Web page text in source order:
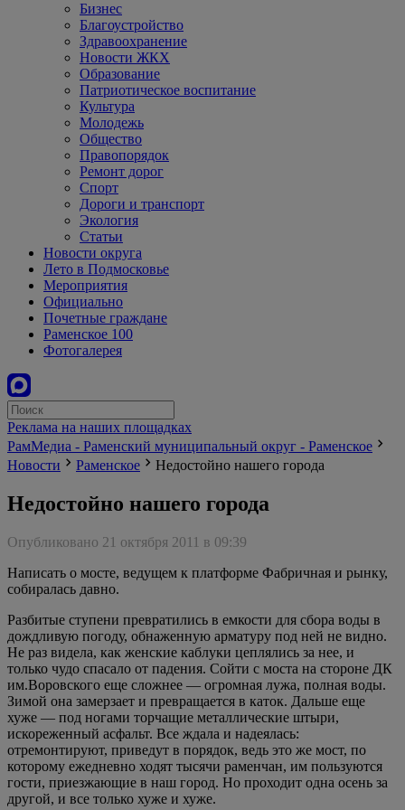
Бизнес
Благоустройство
Здравоохранение
Новости ЖКХ
Образование
Патриотическое воспитание
Культура
Молодежь
Общество
Правопорядок
Ремонт дорог
Спорт
Дороги и транспорт
Экология
Статьи
Новости округа
Лето в Подмосковье
Мероприятия
Официально
Почетные граждане
Раменское 100
Фотогалерея
Реклама на наших площадках
РамМедиа - Раменский муниципальный округ - Раменское
Новости
Раменское Недостойно нашего города
Недостойно нашего города
Опубликовано 21 октября 2011 в 09:39
Написать о мосте, ведущем к платформе Фабричная и рынку,
собиралась давно.
Разбитые ступени превратились в емкости для сбора воды в
дождливую погоду, обнаженную арматуру под ней не видно.
Не раз видела, как женские каблуки цеплялись за нее, и
только чудо спасало от падения. Сойти с моста на стороне ДК
им.Воровского еще сложнее — огромная лужа, полная воды.
Зимой она замерзает и превращается в каток. Дальше еще
хуже — под ногами торчащие металлические штыри,
искореженный асфальт. Все ждала и надеялась:
отремонтируют, приведут в порядок, ведь это же мост, по
которому ежедневно ходят тысячи раменчан, им пользуются
гости, приезжающие в наш город. Но проходит одна осень за
другой, и все только хуже и хуже.